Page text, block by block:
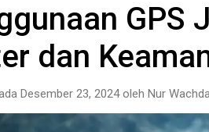
GPS
dan
Desember 23, 2024 oleh Nur